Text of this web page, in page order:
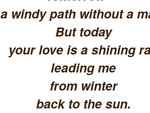
a windy path without a
But today
your love is a shining
leading me
from winter
back to the sun.